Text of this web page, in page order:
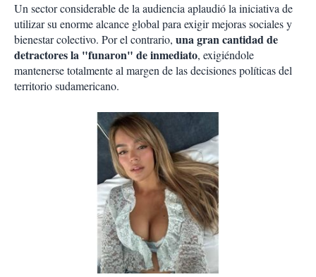
Un sector considerable de la audiencia aplaudió la iniciativa de
utilizar su enorme alcance global para exigir mejoras sociales y
bienestar colectivo. Por el contrario, una gran cantidad de
detractores la "funaron" de inmediato, exigiéndole
mantenerse totalmente al margen de las decisiones políticas del
territorio sudamericano.